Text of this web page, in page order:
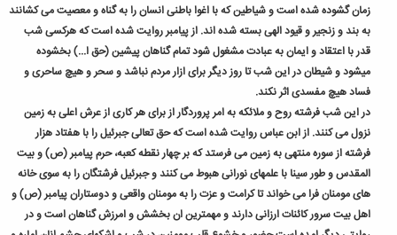
زمان گشوده شده است و شیاطین که با اغوا باطنی انسان را به گناه و معصیت می کشانند
به بند و زنجیر و قیود الهی بسته شده اند. از پیامبر روایت شده است که هرکسی شب
قدر با اعتقاد و ایمان به عبادت مشغول شود تمام گناهان پیشین (حق ا...) بخشوده
میشود و شیطان در این شب تا روز دیگر برای ازار مردم نباشد و سحر و هیچ ساحری و
فساد هیچ مفسدی اثر نکند.
در این شب فرشته روح و ملائکه به امر پروردگار از برای هر کاری از عرش اعلی به زمین
نزول می کنند. از ابن عباس روایت شده است که حق تعالی جبرئیل را با هفتاد هزار
فرشته از سوره منتهی به زمین می فرستد که بر چهار نقطه کعبه، حرم پیامبر (ص) و بیت
المقدس و طور سینا با علمهای نورانی هبوط می کنند و جبرئیل فرشتگان را به سوی خانه
های مومنان فرا می خواند تا کرامت و عزت را به مومنان واقعی و دوستاران پیامبر (ص) و
اهل بیت سرور کائنات ارزانی دارند و مهمترین ان بخشش و امرزش گناهان است و در